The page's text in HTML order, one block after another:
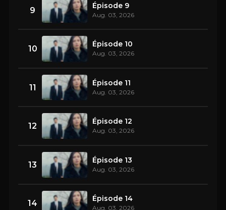
9 Épisode 9
Aug. 03, 2026
10 Épisode 10
Aug. 03, 2026
11 Épisode 11
Aug. 03, 2026
12 Épisode 12
Aug. 03, 2026
13 Épisode 13
Aug. 03, 2026
14 Épisode 14
Aug. 03, 2026